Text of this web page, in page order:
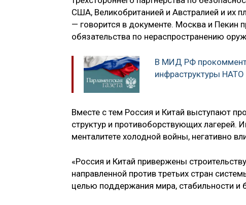
США, Великобританией и Австралией и их
— говорится в документе. Москва и Пекин
обязательства по нераспространению
В МИД РФ
инфраструктуры НАТО
Вместе с тем Россия и Китай выступают
структур и противоборствующих лагерей.
менталитете холодной войны, негативно
«Россия и Китай привержены
направленной против третьих стран
целью поддержания мира, стабильности и